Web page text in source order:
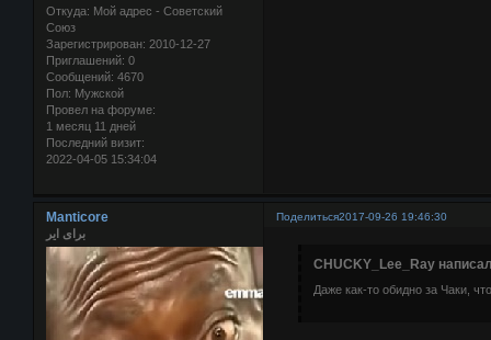
Откуда: Мой адрес - Советский
Союз
Зарегистрирован: 2010-12-27
Приглашений: 0
Сообщений: 4670
Пол: Мужской
Провел на форуме:
1 месяц 11 дней
Последний визит:
2022-04-05 15:34:04
Поделиться2017-09-26 19:46:30
Manticore
برای ایر
CHUCKY_Lee_Ray
Даже как-то обидно за Чаки,